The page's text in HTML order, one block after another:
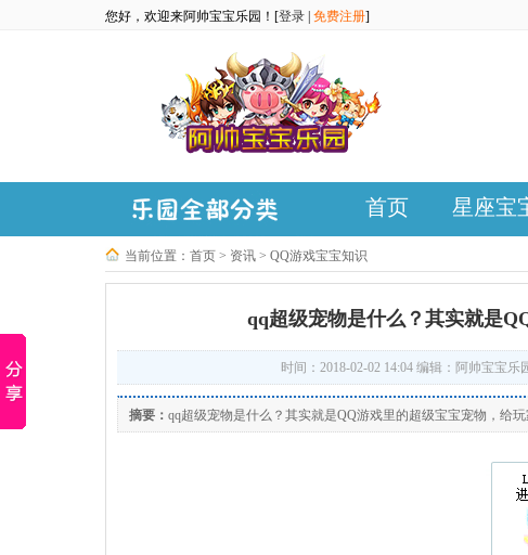
您好，欢迎来阿帅宝宝乐园！[登录 免费注册]
首页 星座宝
当前位置： 首页 > 资讯 > QQ游戏宝宝知识
qq超级宠物是什么？其实就是
时间：2018-02-02 14:04 编辑：阿帅宝宝乐
摘要： qq超级宠物是什么？其实就是QQ游戏里的超级宝宝宠物，给